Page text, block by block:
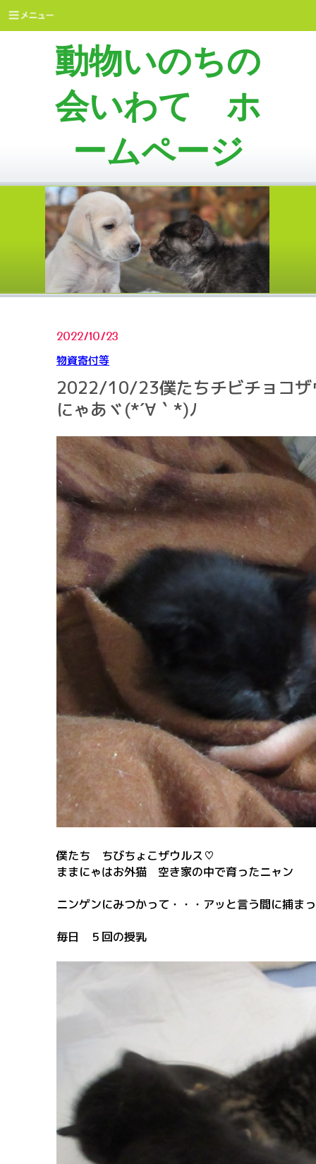
動物いのちの
会いわて ホ
ームページ
2022/10/23
物資寄付等
2022/10/23僕たちチビチョコ
にゃあヾ(*´∀｀*)ﾉ
僕たち ちびちょこザウルス♡
ままにゃはお外猫 空き家の中で育ったニャン
ニンゲンにみつかって・・・アッと言う間に捕ま
毎日 ５回の授乳